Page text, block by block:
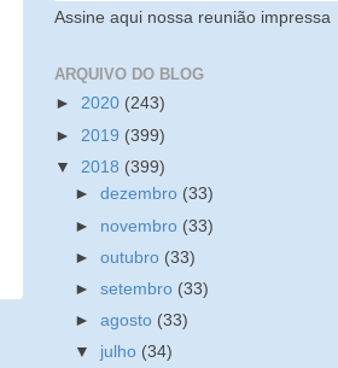
Assine aqui nossa reunião impressa
ARQUIVO DO BLOG
► 2020 (243)
► 2019 (399)
▼ 2018 (399)
►dezembro (33)
► novembro (33)
►outubro (33)
►setembro (33)
►agosto (33)
▼ julho (34)